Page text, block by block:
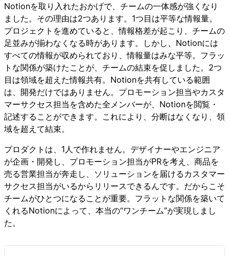
Notionを取り入れたおかげで、チームの一体感が強くなり
ました。その理由は2つあります。1つ目は平等な情報量。
プロジェクトを進めていると、情報格差が起こり、チームの
足並みが揃わなくなる時があります。しかし、Notionには
すべての情報が収められており、情報量はみな平等。フラッ
トな関係が築けたことが、チームの結束を促しました。2つ
目は領域を超えた情報共有。Notionを共有している範囲
は、開発だけではありません。プロモーション担当やカスタ
マーサクセス担当を含めた全メンバーが、Notionを閲覧・
記述することができます。これにより、分断はなくなり、領
域を超えて結束。
プロダクトは、1人で作れません。デザイナーやエンジニア
が企画・開発し、プロモーション担当がPRを考え、商品を
売る営業担当が奔走し、ソリューションを届けるカスタマー
サクセス担当がいるからリリースできるんです。だからこそ
チームがひとつになることが重要。フラットな関係を築いて
くれるNotionによって、本当の“ワンチーム”が実現しまし
た。